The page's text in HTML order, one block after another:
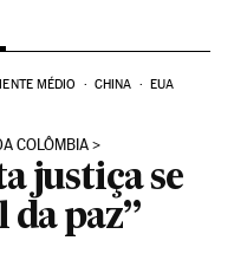
MÉDIO CHINA EUA
COLÔMBIA
justiça se
paz”